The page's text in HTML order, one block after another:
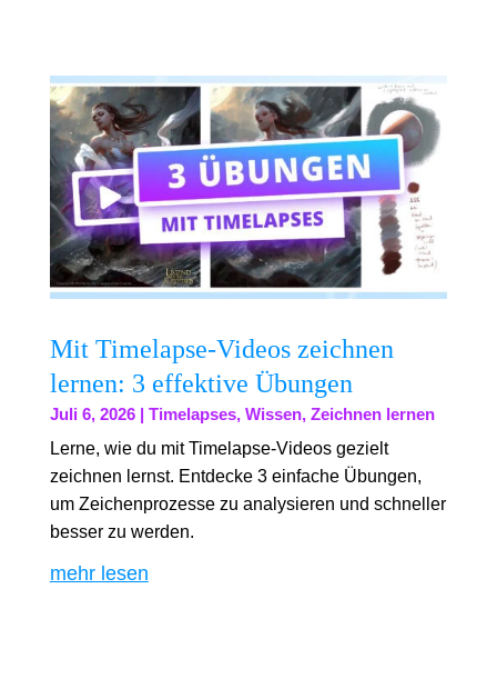
Mit Timelapse-Videos zeichnen
lernen: 3 effektive Übungen
Juli 6, 2026| Timelapses, Wissen, Zeichnen lernen
Lerne, wie du mit Timelapse-Videos gezielt
zeichnen lernst. Entdecke 3 einfache Übungen,
um Zeichenprozesse zu analysieren und schneller
besser zu werden.
mehr lesen